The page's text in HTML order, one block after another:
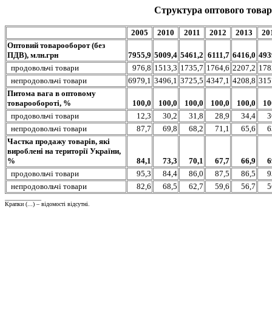
Структура оптового
2005 2010 2011 2012 2013
Оптовий товарооборот (без
ПДВ), млн.грн
7955,9 5009,4 5461,2 6111,7 6416,0
продовольчі товари
976,8 1513,3 1735,7 1764,6 2207,2
непродовольчі товари
6979,1 3496,1 3725,5 4347,1 4208,8
Питома вага в оптовому
товарообороті, %
100,0 100,0 100,0 100,0 100,0
продовольчі товари
12,3 30,2 31,8 28,9 34,4
непродовольчі товари
87,7 69,8 68,2 71,1 65,6
Частка продажу товарів, які
вироблені на території України,
%
84,1 73,3 70,1 67,7 66,9
продовольчі товари
95,3 84,4 86,0 87,5 86,5
непродовольчі товари
82,6 68,5 62,7 59,6 56,7
Крапки (...) – відомості відсутні.